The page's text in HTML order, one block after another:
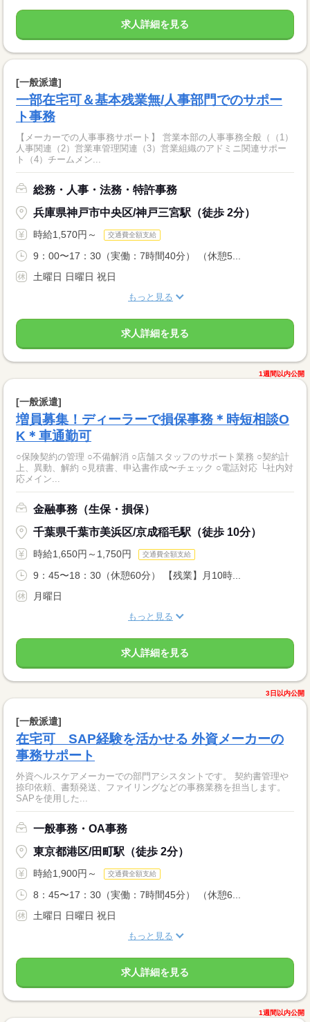
求人詳細を見る
[一般派遣]
一部在宅可＆基本残業無/人事部門でのサポー
ト事務
【メーカーでの人事事務サポート】 営業本部の人事事務全般（（1）
人事関連（2）営業車管理関連（3）営業組織のアドミニ関連サポー
ト（4）チームメン...
総務・人事・法務・特許事務
兵庫県神戸市中央区/神戸三宮駅（徒歩 2分）
時給1,570円～ 交通費全額支給
9：00〜17：30（実働：7時間40分） （休憩5...
土曜日 日曜日 祝日
もっと見る
求人詳細を見る
1週間以内公開
[一般派遣]
増員募集！ディーラーで損保事務＊時短相談O
K＊車通勤可
○保険契約の管理 ○不備解消 ○店舗スタッフのサポート業務 ○契約計
上、異動、解約 ○見積書、申込書作成〜チェック ○電話対応 └社内対
応メイン...
金融事務（生保・損保）
千葉県千葉市美浜区/京成稲毛駅（徒歩 10分）
時給1,650円～1,750円 交通費全額支給
9：45〜18：30（休憩60分） 【残業】月10時...
月曜日
もっと見る
求人詳細を見る
3日以内公開
[一般派遣]
在宅可 SAP経験を活かせる 外資メーカーの
事務サポート
外資ヘルスケアメーカーでの部門アシスタントです。 契約書管理や
捺印依頼、書類発送、ファイリングなどの事務業務を担当します。
SAPを使用した...
一般事務・OA事務
東京都港区/田町駅（徒歩 2分）
時給1,900円～ 交通費全額支給
8：45〜17：30（実働：7時間45分） （休憩6...
土曜日 日曜日 祝日
もっと見る
求人詳細を見る
1週間以内公開